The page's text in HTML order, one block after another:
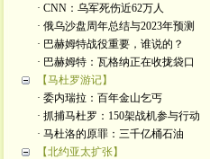
· CNN：乌军死伤近62万人
· 俄乌沙盘周年总结与2023年预测
· 巴赫姆特战役重要，谁说的？
· 巴赫姆特：瓦格纳正在收拢袋口
【马杜罗游记】
· 委内瑞拉：百年金山乞丐
· 抓捕马杜罗：150架战机参与行动
· 马杜洛的原罪：三千亿桶石油
【北约亚太扩张】